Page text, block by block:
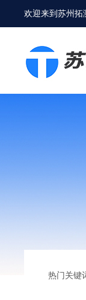
欢迎来到苏州拓
热门关键